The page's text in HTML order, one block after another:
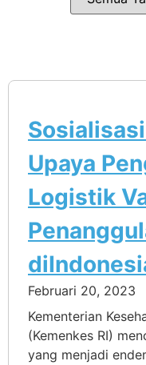
Upaya
Logistik
Februari 20, 2023
Kementerian
(Kemenkes RI)
yang menjadi